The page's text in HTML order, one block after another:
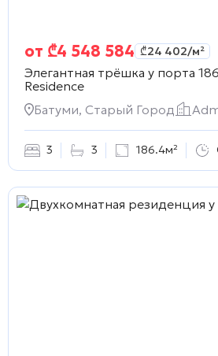
от ₾4 548 584 ₾24 402/м²
Элегантная трёшка у порта
Residence
Батуми, Старый Город
3 3 186.4м²